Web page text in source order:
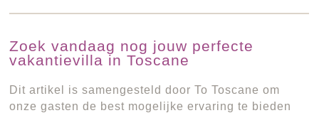
Zoek vandaag nog jouw perfecte
vakantievilla in Toscane
Dit artikel is samengesteld door To Toscane om
onze gasten de best mogelijke ervaring te bieden